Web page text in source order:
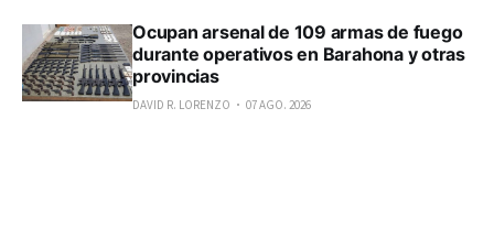
Ocupan arsenal de 109 armas de fuego
durante operativos en Barahona y otras
provincias
DAVID R. LORENZO 07 AGO. 2026